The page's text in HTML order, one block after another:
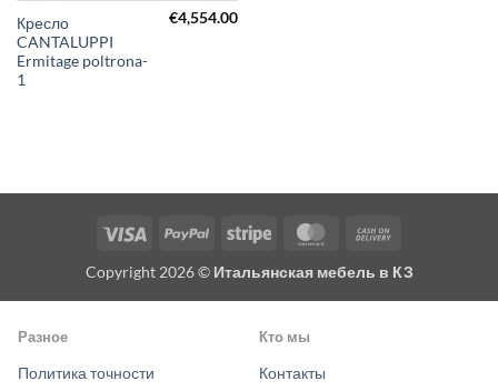
Кресло
CANTALUPPI
Ermitage poltrona-
1
€4,554.00
Visa PayPal Stripe MasterCard
Delivery
Copyright 2026 © Итальянская мебель в КЗ
Разное
Политика точности
Кто мы
Контакты